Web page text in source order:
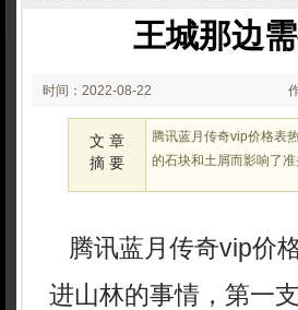
王城那边
时间：2022-08-22
02:30:08
文 章
摘 要
腾讯蓝月传奇vip价格表
的石块和土屑而影响了
腾讯蓝月传奇vip价
进山林的事情，第一